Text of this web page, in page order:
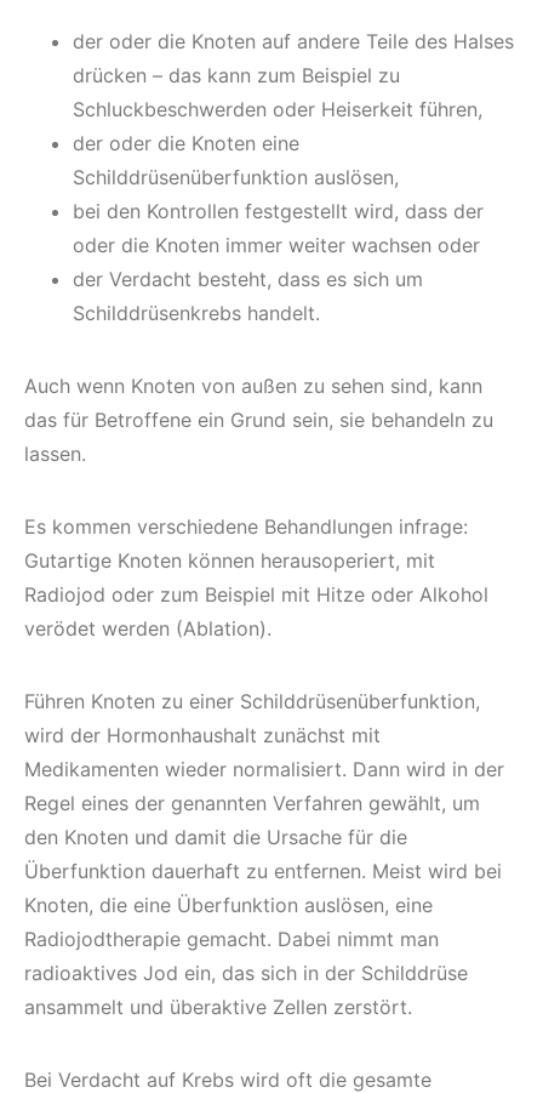
der oder die Knoten auf andere Teile des Halses
drücken – das kann zum Beispiel zu
Schluckbeschwerden oder Heiserkeit führen,
der oder die Knoten eine
Schilddrüsenüberfunktion auslösen,
bei den Kontrollen festgestellt wird, dass der
oder die Knoten immer weiter wachsen oder
der Verdacht besteht, dass es sich um
Schilddrüsenkrebs handelt.
Auch wenn Knoten von außen zu sehen sind, kann
das für Betroffene ein Grund sein, sie behandeln zu
lassen.
Es kommen verschiedene Behandlungen infrage:
Gutartige Knoten können herausoperiert, mit
Radiojod oder zum Beispiel mit Hitze oder Alkohol
verödet werden (Ablation).
Führen Knoten zu einer Schilddrüsenüberfunktion,
wird der Hormonhaushalt zunächst mit
Medikamenten wieder normalisiert. Dann wird in der
Regel eines der genannten Verfahren gewählt, um
den Knoten und damit die Ursache für die
Überfunktion dauerhaft zu entfernen. Meist wird bei
Knoten, die eine Überfunktion auslösen, eine
Radiojodtherapie gemacht. Dabei nimmt man
radioaktives Jod ein, das sich in der Schilddrüse
ansammelt und überaktive Zellen zerstört.
Bei Verdacht auf Krebs wird oft die gesamte